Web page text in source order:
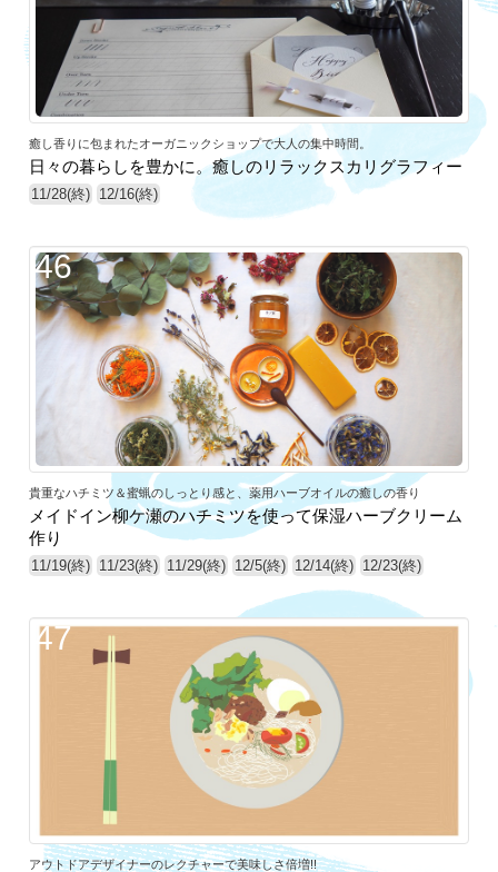
癒し香りに包まれたオーガニックショップで大人の集中時間。
日々の暮らしを豊かに。癒しのリラックスカリグラフィー
11/28(終) 12/16(終)
46
貴重なハチミツ＆蜜蝋のしっとり感と、薬用ハーブオイルの癒しの香り
メイドイン柳ケ瀬のハチミツを使って保湿ハーブクリーム
作り
11/19(終) 11/23(終) 11/29(終) 12/5(終) 12/14(終) 12/23(終)
47
アウトドアデザイナーのレクチャーで美味しさ倍増!!